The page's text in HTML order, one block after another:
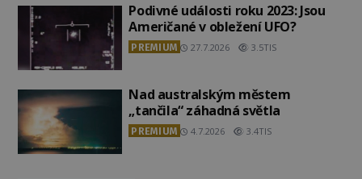
Podivné události roku 2023: Jsou
Američané v obležení UFO?
PREMIUM 27.7.2026 3.5TIS
Nad australským městem
„tančila“ záhadná světla
PREMIUM 4.7.2026 3.4TIS